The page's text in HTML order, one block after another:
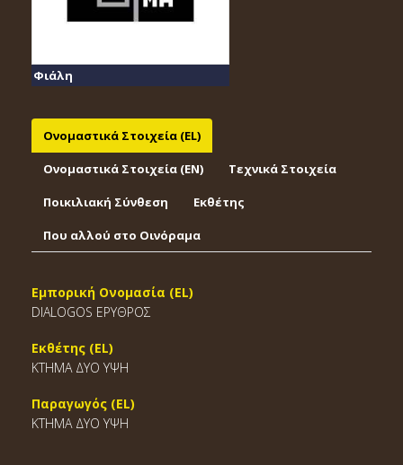
Φιάλη
Ονομαστικά Στοιχεία (EL)
Ονομαστικά Στοιχεία (EΝ) Τεχνικά Στοιχεία
Ποικιλιακή Σύνθεση Εκθέτης
Που αλλού στο Οινόραμα
Εμπορική Ονομασία (EL)
DIALOGOS ΕΡΥΘΡΟΣ
Εκθέτης (EL)
ΚΤΗΜΑ ΔΥΟ ΥΨΗ
Παραγωγός (EL)
ΚΤΗΜΑ ΔΥΟ ΥΨΗ